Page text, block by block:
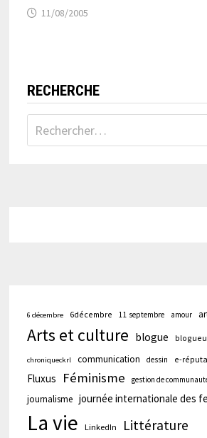
11/08/2005
RECHERCHE
Rechercher :
6 décembre 6décembre 11 septembre amour
Arts et culture blogue
chroniqueckrl communication dessin e-
Fluxus Féminisme gestion de
journalisme journée internationale des
La vie LinkedIn Littérature